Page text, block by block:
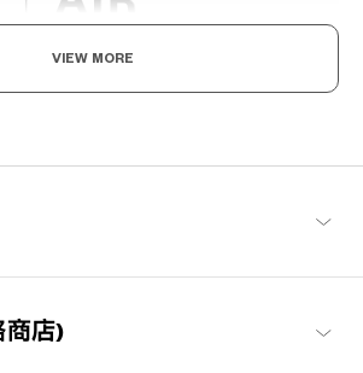
彈性。
品一覽
VIEW MORE
商店)